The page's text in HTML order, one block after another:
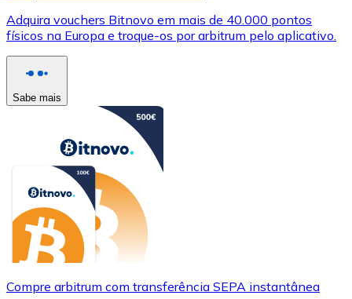
Adquira vouchers Bitnovo em mais de 40.000 pontos
físicos na Europa e troque-os por arbitrum pelo aplicativo.
Sabe mais
Compre arbitrum com transferência SEPA instantânea